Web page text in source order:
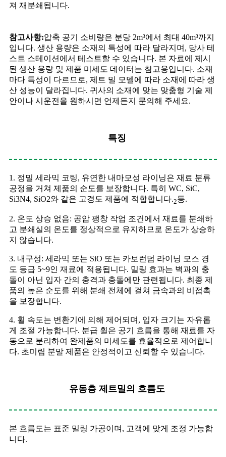
져 재분쇄됩니다.
참고사항:압축 공기 소비량은 분당 2m³에서 최대 40m³까지
입니다. 생산 용량은 소재의 특성에 따라 달라지며, 당사 테
스트 스테이션에서 테스트할 수 있습니다. 본 자료에 제시
된 생산 용량 및 제품 미세도 데이터는 참고용입니다. 소재
마다 특성이 다르므로, 제트 밀 모델에 따라 소재에 따라 생
산 성능이 달라집니다. 귀사의 소재에 맞는 맞춤형 기술 제
안이나 시운전을 원하시면 언제든지 문의해 주세요.
특징
1. 정밀 세라믹 코팅, 유연한 내마모성 라이닝은 재료 분류
공정을 거쳐 제품의 순도를 보장합니다. 특히 WC, SiC,
Si3N4, SiO2와 같은 고경도 제품에 적합합니다.2등.
2. 온도 상승 없음: 공압 팽창 작업 조건에서 재료를 분쇄하
고 분쇄실의 온도를 정상적으로 유지하므로 온도가 상승하
지 않습니다.
3. 내구성: 세라믹 또는 SiO 또는 카보런덤 라이닝 모스 경
도 등급 5~9인 재료에 적용됩니다. 밀링 효과는 벽과의 충
돌이 아닌 입자 간의 충격과 충돌에만 관련됩니다. 최종 제
품의 높은 순도를 위해 분쇄 전체에 걸쳐 금속과의 비접촉
을 보장합니다.
4. 휠 속도는 변환기에 의해 제어되며, 입자 크기는 자유롭
게 조절 가능합니다. 분급 휠은 공기 흐름을 통해 재료를 자
동으로 분리하여 완제품의 미세도를 효율적으로 제어합니
다. 초미립 분말 제품은 안정적이고 신뢰할 수 있습니다.
유동층 제트밀의 흐름도
본 흐름도는 표준 밀링 가공이며, 고객에 맞게 조정 가능합
니다.